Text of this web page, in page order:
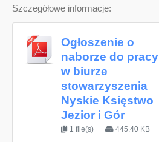
Szczegółowe informacje:
Ogłoszenie o
naborze do pracy
w biurze
stowarzyszenia
Nyskie Księstwo
Jezior i Gór
1 file(s) 445.40 KB